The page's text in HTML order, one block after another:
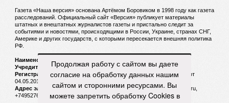
Газета «Наша версия» основана Артёмом Боровиком в 1998 году как газета
расследований. Официальный сайт «Версия» публикует материалы
штатных и внештатных журналистов газеты и пристально следит за
событиями и новостями, происходящими в России, Украине, странах СНГ,
Америке и других государств, с которыми пересекается внешняя политика
РФ.
Наименование:
Учредитель:
ООО «Версия»,Главный редактор:Горевой Р. Г.
Регистрационный номер Роскомнадзора:ЭЛ № ФС 77 - 72681 от
04.05.2018 г.
Адрес электронной почты и телефон редакции:versia@versia.ru,
+74952760348
Продолжая работу с сайтом вы даете
согласие на обработку данных нашим
сайтом и сторонними ресурсами. Вы
можете запретить обработку Cookies в